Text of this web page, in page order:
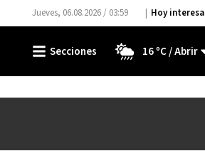
Jueves, 06.08.2026 / 03:59 Hoy interesa
16 ºC